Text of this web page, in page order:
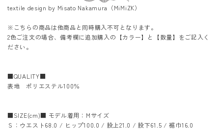
textile design by Misato Nakamura（MiMiZK）
※こちらの商品は他商品と同時購入不可となります。
2色ご注文の場合、備考欄に追加購入の【カラー】と【数量】をご記入く
ださい。
■QUALITY■
表地 ポリエステル100％
■SIZE(cm)■ モデル着用：Mサイズ
Ｓ：ウエスト68.0 / ヒップ100.0 / 股上21.0 / 股下61.5 / 裾巾16.0